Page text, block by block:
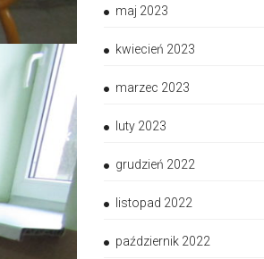
maj 2023
kwiecień 2023
marzec 2023
luty 2023
grudzień 2022
listopad 2022
październik 2022